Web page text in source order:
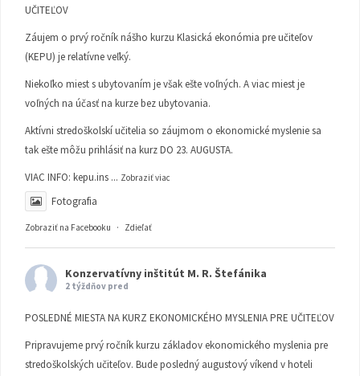
UČITEĽOV
Záujem o prvý ročník nášho kurzu Klasická ekonómia pre učiteľov
(KEPU) je relatívne veľký.
Niekoľko miest s ubytovaním je však ešte voľných. A viac miest je
voľných na účasť na kurze bez ubytovania.
Aktívni stredoškolskí učitelia so záujmom o ekonomické myslenie sa
tak ešte môžu prihlásiť na kurz DO 23. AUGUSTA.
VIAC INFO: kepu.ins ... Zobraziť viac
Fotografia
Zobraziť na Facebooku · Zdieľať
Konzervatívny inštitút M. R. Štefánika
2 týždňov pred
POSLEDNÉ MIESTA NA KURZ EKONOMICKÉHO MYSLENIA PRE UČITEĽOV
Pripravujeme prvý ročník kurzu základov ekonomického myslenia pre
stredoškolských učiteľov. Bude posledný augustový víkend v hoteli